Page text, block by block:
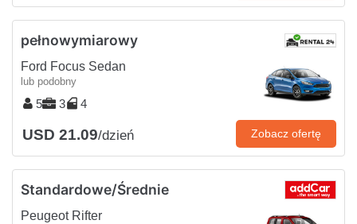
pełnowymiarowy
Ford Focus Sedan
lub podobny
5 3 4
USD 21.09/dzień Zobacz ofertę
Standardowe/Średnie
Peugeot Rifter